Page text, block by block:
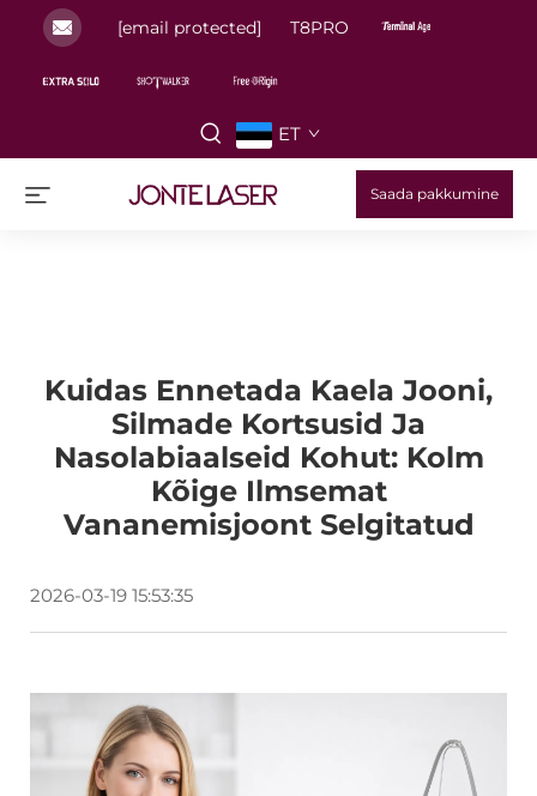
[email protected] T8PRO
ET
Saada pakkumine
Kuidas Ennetada Kaela Jooni,
Silmade Kortsusid Ja
Nasolabiaalseid Kohut: Kolm
Kõige Ilmsemat
Vananemisjoont Selgitatud
2026-03-19 15:53:35